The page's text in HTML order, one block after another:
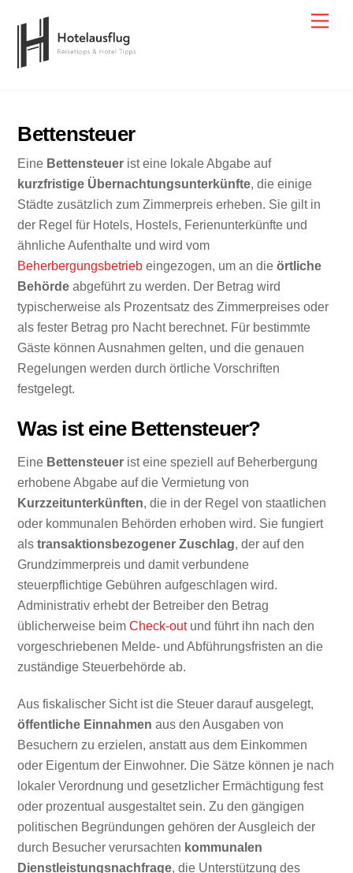
content
Bettensteuer
Eine Bettensteuer ist eine lokale Abgabe auf
kurzfristige Übernachtungsunterkünfte, die einige
Städte zusätzlich zum Zimmerpreis erheben. Sie gilt in
der Regel für Hotels, Hostels, Ferienunterkünfte und
ähnliche Aufenthalte und wird vom
Beherbergungsbetrieb eingezogen, um an dieörtliche
Behörde abgeführt zu werden. Der Betrag wird
typischerweise als Prozentsatz des Zimmerpreises oder
als fester Betrag pro Nacht berechnet. Für bestimmte
Gäste können Ausnahmen gelten, und die genauen
Regelungen werden durch örtliche Vorschriften
festgelegt.
Was ist eine Bettensteuer?
Eine Bettensteuer ist eine speziell auf Beherbergung
erhobene Abgabe auf die Vermietung von
Kurzzeitunterkünften, die in der Regel von staatlichen
oder kommunalen Behörden erhoben wird. Sie fungiert
alstransaktionsbezogener Zuschlag, der auf den
Grundzimmerpreis und damit verbundene
steuerpflichtige Gebühren aufgeschlagen wird.
Administrativ erhebt der Betreiber den Betrag
üblicherweise beimCheck-outund führt ihn nach den
vorgeschriebenen Melde- und Abführungsfristen an die
zuständige Steuerbehörde ab.
Aus fiskalischer Sicht ist die Steuer darauf ausgelegt,
öffentliche Einnahmen aus den Ausgaben von
Besuchern zu erzielen, anstatt aus dem Einkommen
oder Eigentum der Einwohner. Die Sätze können je nach
lokaler Verordnung und gesetzlicher Ermächtigung fest
oder prozentual ausgestaltet sein. Zu den gängigen
politischen Begründungen gehören der Ausgleich der
durch Besucher verursachten kommunalen
Dienstleistungsnachfrage, die Unterstützung des